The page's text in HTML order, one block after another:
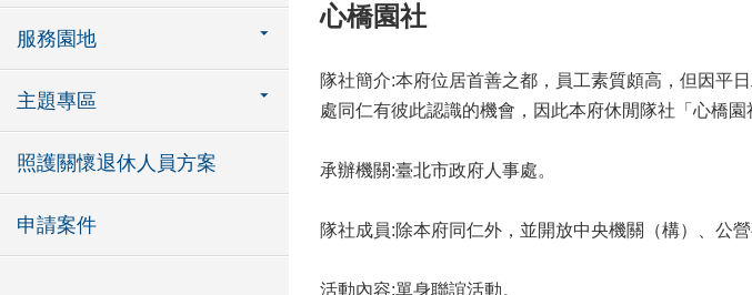
服務園地
主題專區
照護關懷退休人員方案
申請案件
心橋園社
隊社簡介:本府位居首善之都，員工素質頗高，但因平
處同仁有彼此認識的機會，因此本府休閒隊社「心橋
承辦機關:臺北市政府人事處。
隊社成員:除本府同仁外，並開放中央機關（構）、公
活動內容:單身聯誼活動。